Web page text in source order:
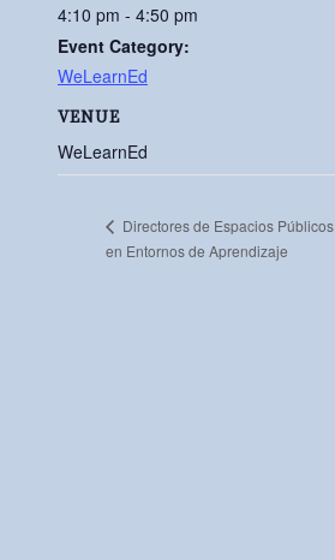
4:10 pm - 4:50 pm
Event Category:
WeLearnEd
VENUE
WeLearnEd
Directores de Espacios Públicos
en Entornos de Aprendizaje